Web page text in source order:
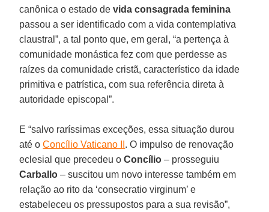
canônica o estado devida consagrada feminina
passou a ser identificado com a vida contemplativa
claustral”, a tal ponto que, em geral, “a pertença à
comunidade monástica fez com que perdesse as
raízes da comunidade cristã, característico da idade
primitiva e patrística, com sua referência direta à
autoridade episcopal”.
E “salvo raríssimas exceções, essa situação durou
até oConcílio Vaticano II . O impulso de renovação
eclesial que precedeu oConcílio – prosseguiu
Carballo – suscitou um novo interesse também em
relação ao rito da ‘consecratio virginum’ e
estabeleceu os pressupostos para a sua revisão”,